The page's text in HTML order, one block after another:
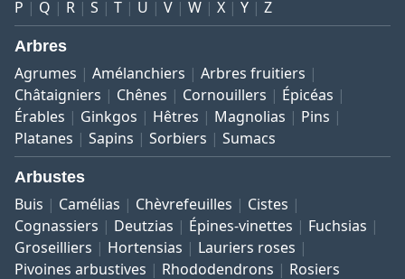
P
Q R S T U V W X Y Z
Arbres
Agrumes Amélanchiers
Arbres fruitiers
Châtaigniers
Chênes Cornouillers
Épicéas
Érables
Ginkgos Hêtres Magnolias
Pins
Platanes
Sapins Sorbiers Sumacs
Arbustes
Buis Camélias Chèvrefeuilles
Cistes
Cognassiers
Deutzias Épines-vinettes
Fuchsias
Groseilliers
Hortensias
Lauriers roses
Pivoines arbustives
Rhododendrons Rosiers